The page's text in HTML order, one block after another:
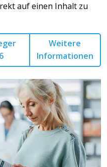
auf einen Inhalt zu
Weitere
Informationen